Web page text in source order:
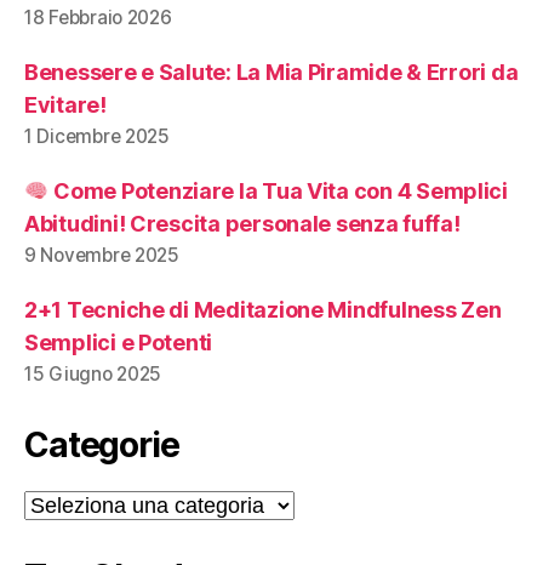
18 Febbraio 2026
Benessere e Salute: La Mia Piramide & Errori da
Evitare!
1 Dicembre 2025
Come Potenziare la Tua Vita con 4 Semplici
Abitudini! Crescita personale senza fuffa!
9 Novembre 2025
2+1 Tecniche di Meditazione Mindfulness Zen
Semplici e Potenti
15 Giugno 2025
Categorie
Categorie